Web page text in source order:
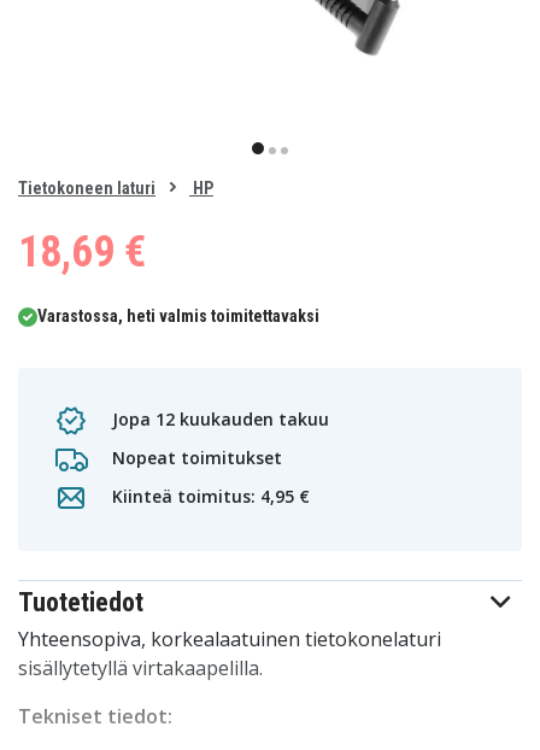
item
of
Tietokoneen laturi HP
18,69 €
Varastossa, heti valmis toimitettavaksi
Jopa 12 kuukauden takuu
Nopeat toimitukset
Kiinteä toimitus: 4,95 €
Tuotetiedot
Yhteensopiva, korkealaatuinen tietokonelaturi
sisällytetyllä virtakaapelilla.
Tekniset tiedot: